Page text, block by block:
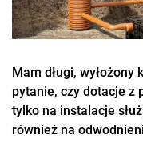
Mam długi,
pytanie, czy dotacje z
tylko na instalacje
również na